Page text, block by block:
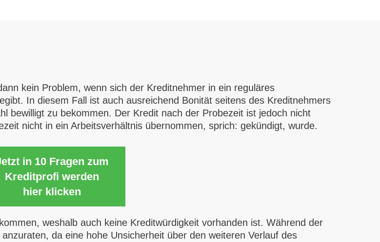
kein Problem, wenn sich der Kreditnehmer in ein reguläres
In diesem Fall ist auch ausreichend Bonität seitens des Kreditnehmers
bewilligt zu bekommen. Der Kredit nach der Probezeit ist jedoch nicht
nicht in ein Arbeitsverhältnis übernommen, sprich: gekündigt, wurde.
in 10 Fragen zum
Kreditprofi werden
hier klicken
weshalb auch keine Kreditwürdigkeit vorhanden ist. Während der
da eine hohe Unsicherheit über den weiteren Verlauf des